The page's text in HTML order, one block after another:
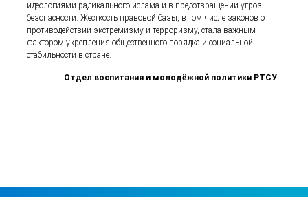
идеологиями радикального ислама и в предотвращении угроз
безопасности. Жёсткость правовой базы, в том числе законов о
противодействии экстремизму и терроризму, стала важным
фактором укрепления общественного порядка и социальной
стабильности в стране.
Отдел воспитания и молодёжной политики РТСУ